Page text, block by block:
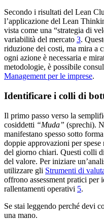
Secondo i risultati del Lean
l’applicazione del Lean
vista come una “strategia di
variabilità del mercato 3.
riduzione dei costi, ma mira a
ogni azione è necessaria e
metodologie, è possibile
Management per le imprese.
Identificare i colli di
Il primo passo verso la
cosiddetti “Muda” (sprechi).
manifestano spesso sotto
doppie approvazioni per
del giorno chiari. Questi colli
del valore. Per iniziare
utilizzare gli Strumenti di
offrono assessment pratici per
rallentamenti operativi 5.
Se stai leggendo perché devi
una mano.